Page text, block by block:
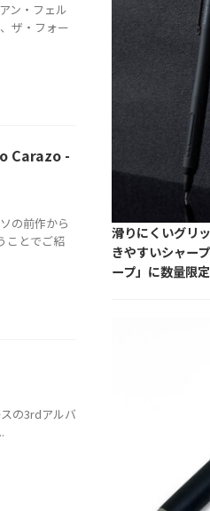
ン・フェル
ザ・フォー
Carazo -
の前作から
ことでご紹
の3rdアルバ
滑りにくいグリ
きやすいシャー
ープ」に数量限